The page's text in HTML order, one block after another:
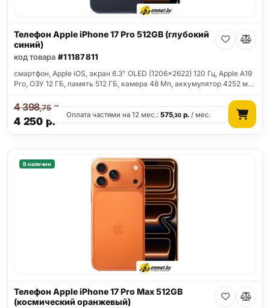
Телефон Apple iPhone 17 Pro 512GB (глубокий
синий)
код товара #11187811
смартфон, Apple iOS, экран 6.3" OLED (1206x2622) 120 Гц, Apple A19
Pro, ОЗУ 12 ГБ, память 512 ГБ, камера 48 Мп, аккумулятор 4252 м…
4 250 р.
4 398,75р.
Оплата частями на 12 мес.:575,30 р. / мес.
В наличии
Телефон Apple iPhone 17 Pro Max 512GB
(космический оранжевый)